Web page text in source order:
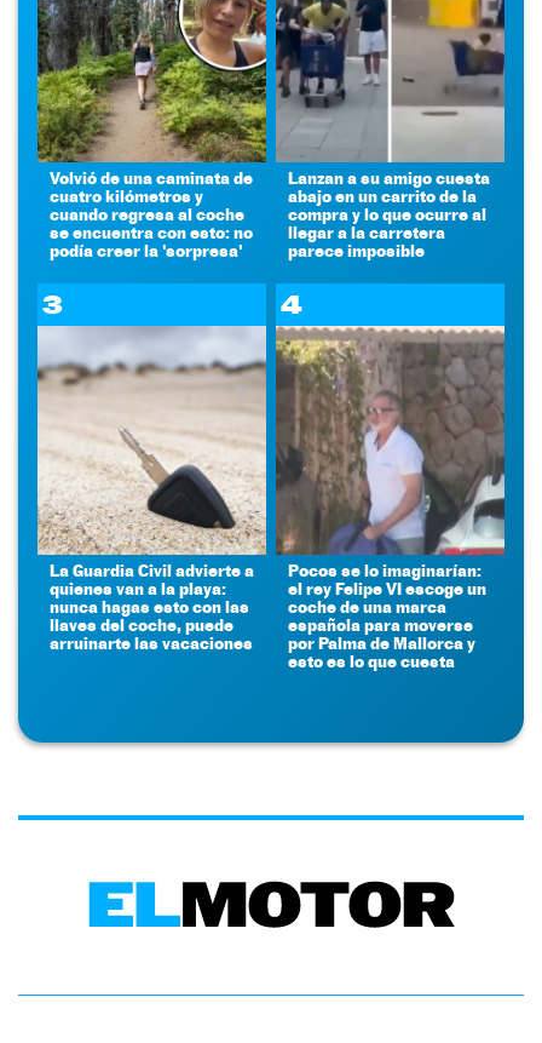
Volvió de una caminata de
cuatro kilómetros y
cuando regresa al coche
se encuentra con esto: no
podía creer la 'sorpresa'
Lanzan a su amigo cuesta
abajo en un carrito de la
compra y lo que ocurre al
llegar a la carretera
parece imposible
3
La Guardia Civil advierte a
quienes van a la playa:
nunca hagas esto con las
llaves del coche, puede
arruinarte las vacaciones
4
Pocos se lo imaginarían:
el rey Felipe VI escoge un
coche de una marca
española para moverse
por Palma de Mallorca y
esto es lo que cuesta